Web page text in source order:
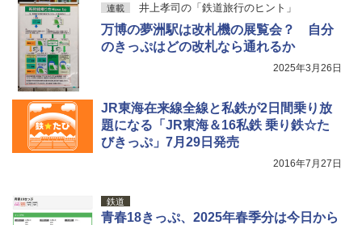
電動エアーポンプ SUP用 20PSI 電動ポンプ
ゴムボート 空気入れ 空気抜き 自動停止 過熱
保護 日光可読lcd 7種類ノズル付き
連載 井上孝司の「鉄道旅行のヒント」
万博の夢洲駅は改札機の展覧会？ 自分
のきっぷはどの改札なら通れるか
2025年3月26日
JR東海在来線全線と私鉄が2日間乗り放
題になる「JR東海＆16私鉄 乗り鉄☆た
びきっぷ」7月29日発売
2016年7月27日
鉄道
青春18きっぷ、2025年春季分は今日から